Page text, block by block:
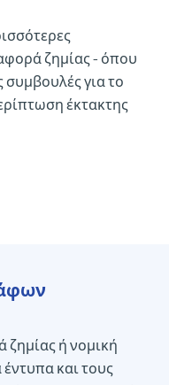
ζημίας - όπου
συμβουλές για το
έκτακτης
ή νομική
και τους